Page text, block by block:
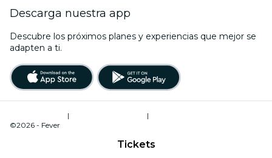
Tickets
Descarga nuestra app
Descubre los próximos planes y experiencias que mejor se
adapten a ti.
| |
©2026 - Fever